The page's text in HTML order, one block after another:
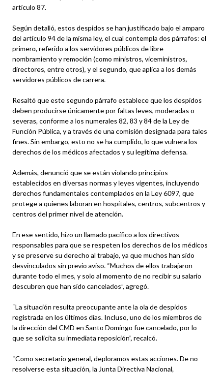
artículo 87.
Según detalló, estos despidos se han justificado bajo el amparo
del artículo 94 de la misma ley, el cual contempla dos párrafos: el
primero, referido a los servidores públicos de libre
nombramiento y remoción (como ministros, viceministros,
directores, entre otros), y el segundo, que aplica a los demás
servidores públicos de carrera.
Resaltó que este segundo párrafo establece que los despidos
deben producirse únicamente por faltas leves, moderadas o
severas, conforme a los numerales 82, 83 y 84 de la Ley de
Función Pública, y a través de una comisión designada para tales
fines. Sin embargo, esto no se ha cumplido, lo que vulnera los
derechos de los médicos afectados y su legítima defensa.
Además, denunció que se están violando principios
establecidos en diversas normas y leyes vigentes, incluyendo
derechos fundamentales contemplados en la Ley 6097, que
protege a quienes laboran en hospitales, centros, subcentros y
centros del primer nivel de atención.
En ese sentido, hizo un llamado pacífico a los directivos
responsables para que se respeten los derechos de los médicos
y se preserve su derecho al trabajo, ya que muchos han sido
desvinculados sin previo aviso. “Muchos de ellos trabajaron
durante todo el mes, y solo al momento de no recibir su salario
descubren que han sido cancelados”, agregó.
“La situación resulta preocupante ante la ola de despidos
registrada en los últimos días. Incluso, uno de los miembros de
la dirección del CMD en Santo Domingo fue cancelado, por lo
que se solicita su inmediata reposición”, recalcó.
“Como secretario general, deploramos estas acciones. De no
resolverse esta situación, la Junta Directiva Nacional,